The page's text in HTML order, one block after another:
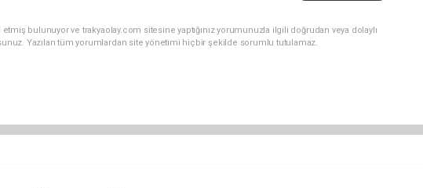
etmiş bulunuyor ve trakyaolay.com sitesine yaptığınız yorumunuzla ilgili doğrudan veya dolaylı
Yazılan tüm yorumlardan site yönetimi hiçbir şekilde sorumlu tutulamaz.